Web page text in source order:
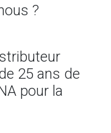
?
25 ans de
pour la